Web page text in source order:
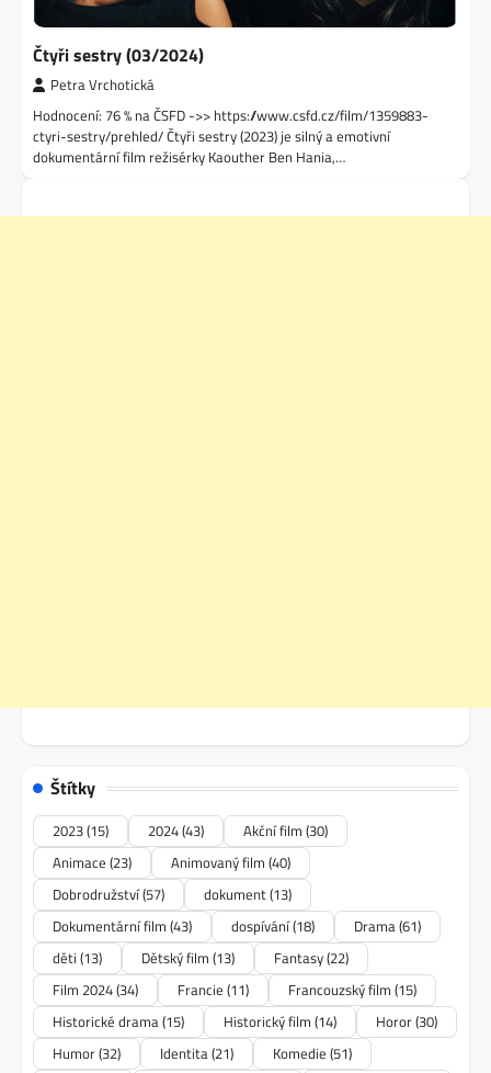
Čtyři sestry (03/2024)
Petra Vrchotická
Hodnocení: 76 % na ČSFD ->> https://www.csfd.cz/film/1359883-
ctyri-sestry/prehled/ Čtyři sestry (2023) je silný a emotivní
dokumentární film režisérky Kaouther Ben Hania,…
Štítky
2023(15) 2024(43) Akční film (30)
Animace (23) Animovaný film (40)
Dobrodružství(57) dokument(13)
Dokumentární film (43) dospívání(18) Drama(61)
děti (13) Dětský film (13) Fantasy(22)
Film 2024(34) Francie (11) Francouzský film (15)
Historické drama(15) Historický film (14) Horor(30)
Humor(32) Identita(21) Komedie (51)